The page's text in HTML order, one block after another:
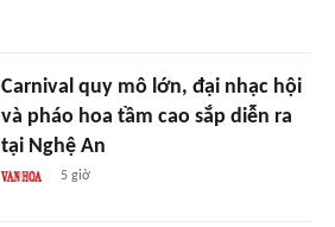
Carnival quy mô lớn, đại nhạc hội
và pháo hoa tầm cao sắp diễn ra
tại Nghệ An
5 giờ